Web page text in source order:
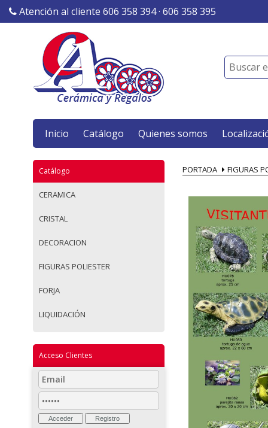
Atención al cliente 606 358 394 · 606 358 395
Inicio Catálogo Quienes somos
Catálogo
CERAMICA
CRISTAL
DECORACION
FIGURAS POLIESTER
FORJA
LIQUIDACIÓN
Acceso Clientes
PORTADA FIGURAS